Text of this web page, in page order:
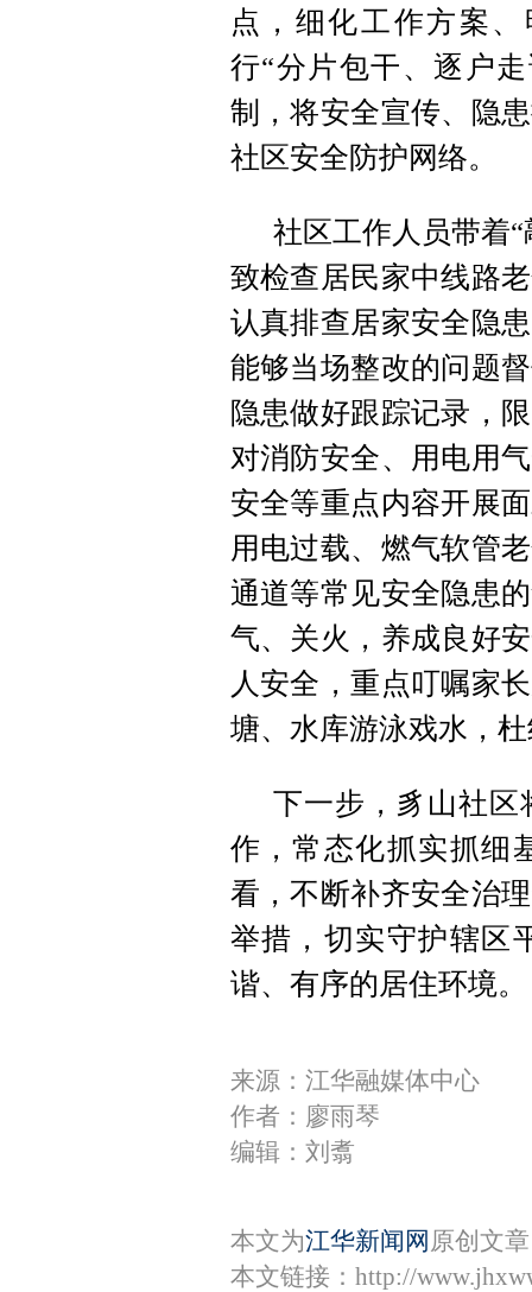
点，细化工作方案
行“分片包干、逐户
制，将安全宣传、隐
社区安全防护网络。
社区工作人员带着
致检查居民家中线路
认真排查居家安全隐
能够当场整改的问题
隐患做好跟踪记录，
对消防安全、用电用
安全等重点内容开展
用电过载、燃气软管
通道等常见安全隐患
气、关火，养成良好
人安全，重点叮嘱家
塘、水库游泳戏水，
下一步，豸山社区
作，常态化抓实抓细
看，不断补齐安全治
举措，切实守护辖区
谐、有序的居住环境。
来源：江华融媒体中心
作者：廖雨琴
编辑：刘翥
本文为江华新闻网 原创文
本文链接： http://